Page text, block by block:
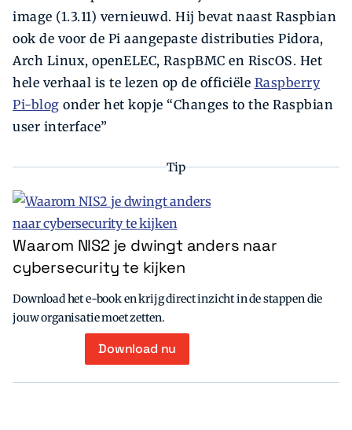
image (1.3.11) vernieuwd. Hij bevat naast Raspbian
ook de voor de Pi aangepaste distributies Pidora,
Arch Linux, openELEC, RaspBMC en RiscOS. Het
hele verhaal is te lezen op de officiële Raspberry
Pi-blog onder het kopje “Changes to the Raspbian
user interface”
Tip
Waarom NIS2 je dwingt anders naar
cybersecurity te kijken
Download het e-book en krijg direct inzicht in de stappen die
jouw organisatie moet zetten.
Download nu